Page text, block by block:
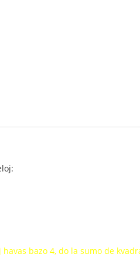
havas bazo 4, do la sumo de